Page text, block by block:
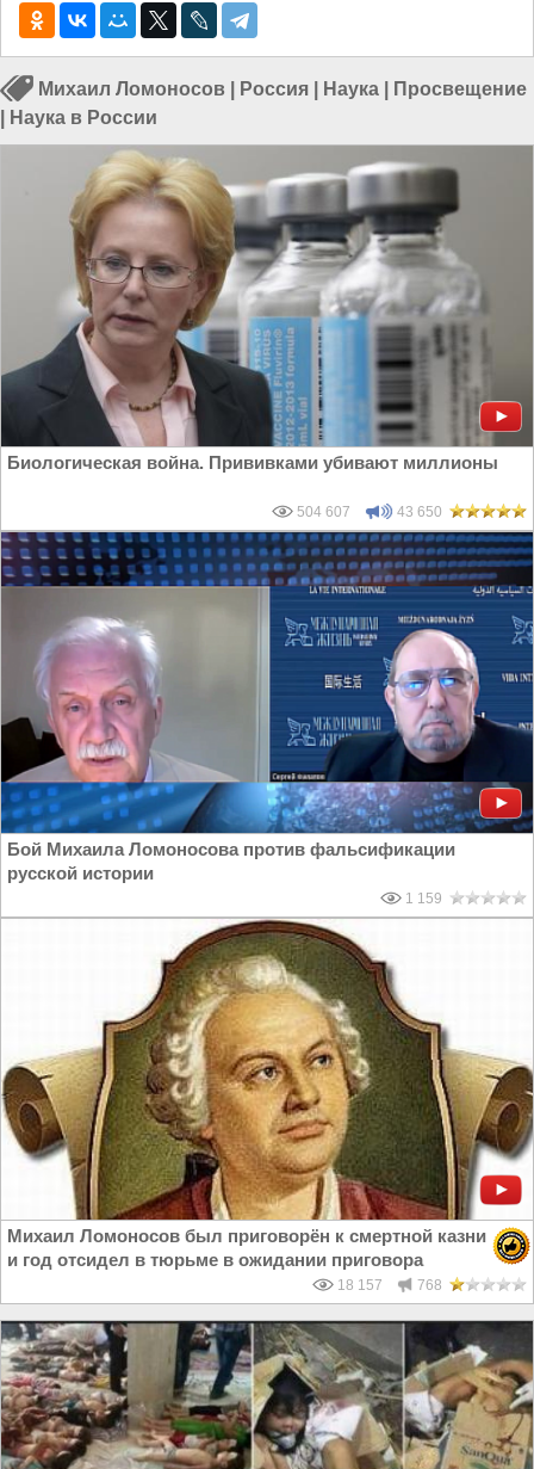
Михаил Ломоносов Россия Наука
Просвещение
Наука в России
Биологическая война. Прививками убивают миллионы
504 607 43 650
Бой Михаила Ломоносова против фальсификации
русской истории
1 159
Михаил Ломоносов был приговорён к смертной казни
и год отсидел в тюрьме в ожидании приговора
18 157 768